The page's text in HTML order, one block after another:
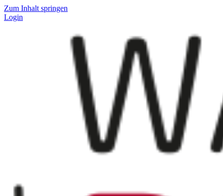
Zum Inhalt springen
Login